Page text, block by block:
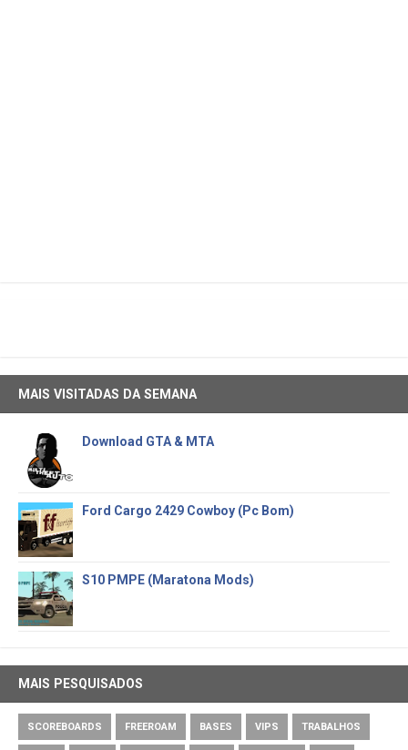
MAIS VISITADAS DA SEMANA
Download GTA & MTA
Ford Cargo 2429 Cowboy (Pc Bom)
S10 PMPE (Maratona Mods)
MAIS PESQUISADOS
SCOREBOARDS FREEROAM BASES VIPS TRABALHOS